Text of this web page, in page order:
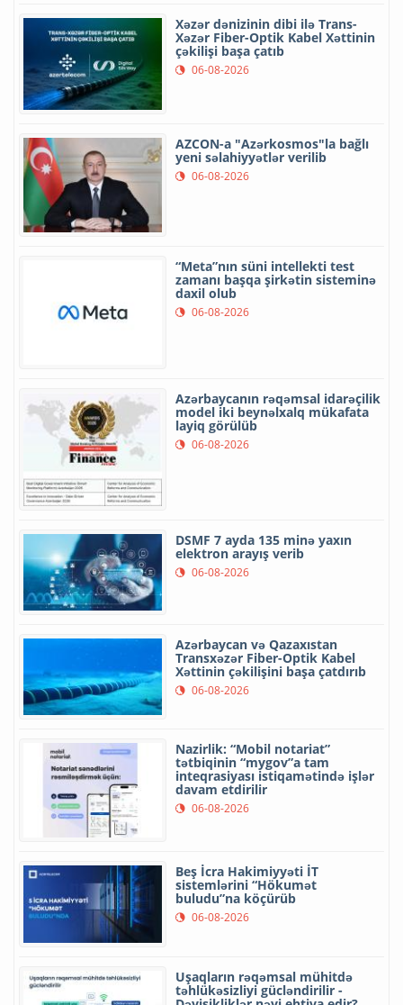
Xəzər dənizinin dibi ilə Trans-
Xəzər Fiber-Optik Kabel Xəttinin
çəkilişi başa çatıb
06-08-2026
AZCON-a "Azərkosmos"la bağlı
yeni səlahiyyətlər verilib
06-08-2026
“Meta”nın süni intellekti test
zamanı başqa şirkətin sisteminə
daxil olub
06-08-2026
Azərbaycanın rəqəmsal idarəçilik
model iki beynəlxalq mükafata
layiq görülüb
06-08-2026
DSMF 7 ayda 135 minə yaxın
elektron arayış verib
06-08-2026
Azərbaycan və Qazaxıstan
Transxəzər Fiber-Optik Kabel
Xəttinin çəkilişini başa çatdırıb
06-08-2026
Nazirlik: “Mobil notariat”
tətbiqinin “mygov”a tam
inteqrasiyası istiqamətində işlər
davam etdirilir
06-08-2026
Beş İcra Hakimiyyəti İT
sistemlərini “Hökumət
buludu”na köçürüb
06-08-2026
Uşaqların rəqəmsal mühitdə
təhlükəsizliyi gücləndirilir -